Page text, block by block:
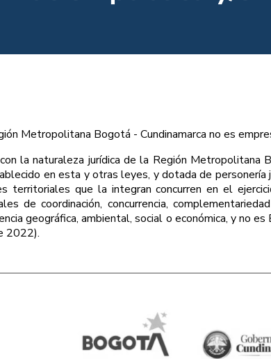
Metropolitana Bogotá - Cundinamarca no es
la naturaleza jurídica de la Región Metropolitana
en esta y otras leyes, y dotada de
territoriales que la integran concurren en el
de coordinación, concurrencia,
geográfica, ambiental, social o económica, y no
2022).